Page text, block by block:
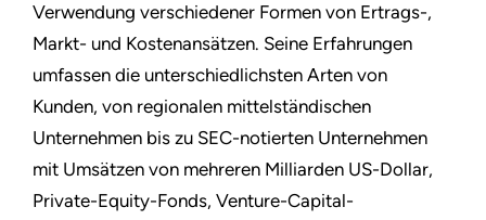
Verwendung verschiedener Formen von Ertrags-,
Markt- und Kostenansätzen. Seine Erfahrungen
umfassen die unterschiedlichsten Arten von
Kunden, von regionalen mittelständischen
Unternehmen bis zu SEC-notierten Unternehmen
mit Umsätzen von mehreren Milliarden US-Dollar,
Private-Equity-Fonds, Venture-Capital-